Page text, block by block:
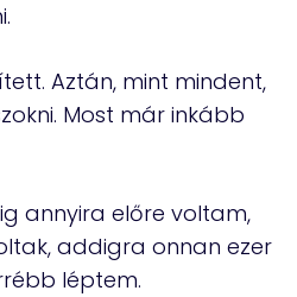
Aztán, mint mindent,
Most már inkább
annyira előre voltam,
addigra onnan ezer
léptem.